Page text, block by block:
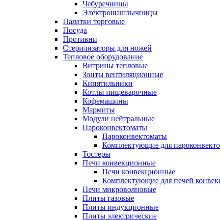
Чебуречницы
Электрошашлычницы
Палатки торговые
Посуда
Противни
Стерилизаторы для ножей
Тепловое оборудование
Витрины тепловые
Зонты вентиляционные
Кипятильники
Котлы пищеварочные
Кофемашины
Мармиты
Модули нейтральные
Пароконвектоматы
Пароконвектоматы
Комплектующие для
Тостеры
Печи конвекционные
Печи конвекционные
Комплектующие для печей
Печи микроволновые
Плиты газовые
Плиты индукционные
Плиты электрические